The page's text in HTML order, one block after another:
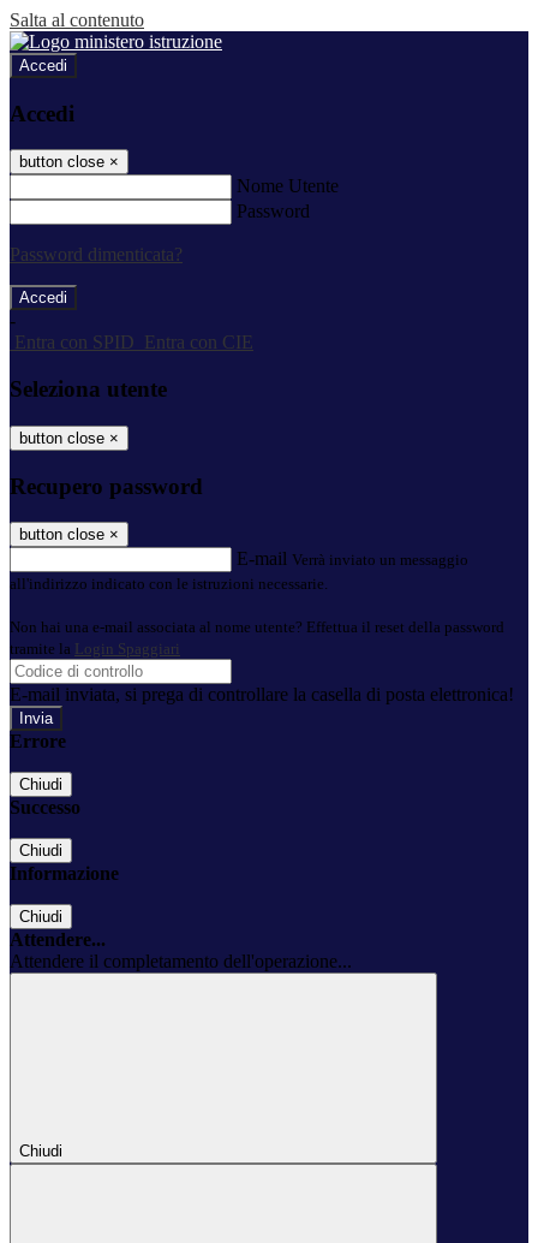
Salta al contenuto
Accedi
Accedi
button close ×
Nome Utente
Password
Password dimenticata?
-
Entra con SPID
Entra con CIE
Seleziona utente
button close ×
Recupero password
button close ×
E-mail Verrà inviato un messaggio
all'indirizzo indicato con le istruzioni necessarie.
Non hai una e-mail associata al nome utente? Effettua il reset della password
tramite la Login Spaggiari
E-mail inviata, si prega di controllare la casella di posta elettronica!
Errore
Chiudi
Successo
Chiudi
Informazione
Chiudi
Attendere...
Attendere il completamento dell'operazione...
Chiudi